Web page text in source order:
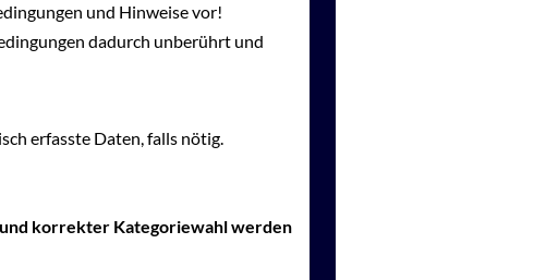
und Hinweise vor!
dadurch unberührt und
erfasste Daten, falls nötig.
korrekter Kategoriewahl werden